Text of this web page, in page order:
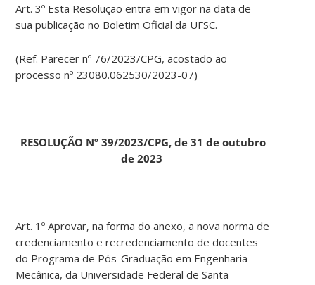
Art. 3º Esta Resolução entra em vigor na data de
sua publicação no Boletim Oficial da UFSC.
(Ref. Parecer nº 76/2023/CPG, acostado ao
processo nº 23080.062530/2023-07)
RESOLUÇÃO Nº 39/2023/CPG, de 31 de outubro
de 2023
Art. 1º Aprovar, na forma do anexo, a nova norma de
credenciamento e recredenciamento de docentes
do Programa de Pós-Graduação em Engenharia
Mecânica, da Universidade Federal de Santa